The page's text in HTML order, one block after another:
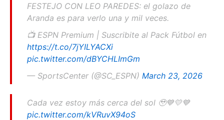
FESTEJO CON LEO PAREDES: el golazo de
Aranda es para verlo una y mil veces.
📺 ESPN Premium | Suscribite al Pack Fútbol en
https://t.co/7jYILYACXi
pic.twitter.com/dBYCHLImGm
— SportsCenter (@SC_ESPN) March 23, 2026
Cada vez estoy más cerca del sol 🥹💙💛💙
pic.twitter.com/kVRuvX94oS